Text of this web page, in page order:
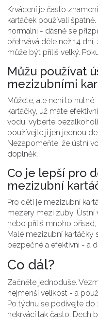
Krvácení je často
kartáček používali
normální - dásně se
přetrvává déle než 14
může být příliš velký.
Můžu používat
mezizubními
Můžete, ale není to
kartáčky, už máte
vodu, vyberte
používejte ji jen jednou
Nezapomeňte, že ústní
doplněk.
Co je lepší pro
mezizubní
Pro děti je mezizubní
mezery mezi zuby. Ústní
nebo příliš mnoho
Malé mezizubní kartáčky
bezpečné a efektivní - a
Co dál?
Začněte jednoduše.
nejmenší velikost - a
Po týdnu se podívejte do
nekrvácí tak často. Dech